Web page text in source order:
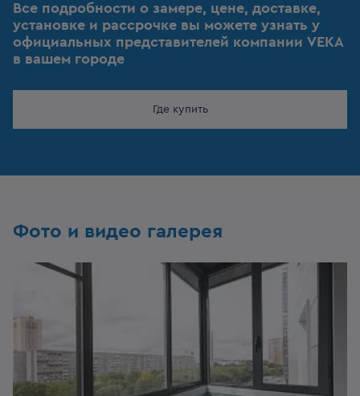
Все подробности о замере, цене, доставке,
установке и рассрочке вы можете узнать у
официальных представителей компании VEKA
в вашем городе
Где купить
Фото и видео галерея